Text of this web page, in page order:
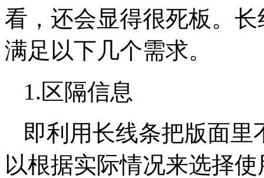
看，还会显得很死板。
满足以下几个需求。
1.区隔信息
即利用长线条把版面
以根据实际情况来选择